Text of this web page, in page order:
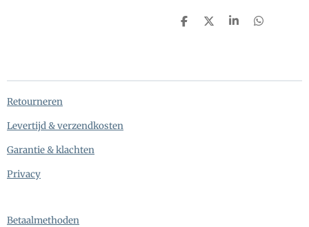
D
D
S
D
Retourneren
Levertijd & verzendkosten
Garantie & klachten
Privacy
Betaalmethoden